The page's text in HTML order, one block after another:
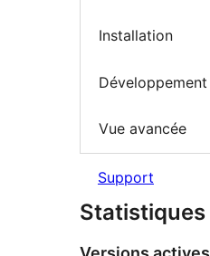
Installation
Développement
Vue avancée
Support
Statistiques